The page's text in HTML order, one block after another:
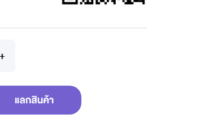
แลกสินค้า